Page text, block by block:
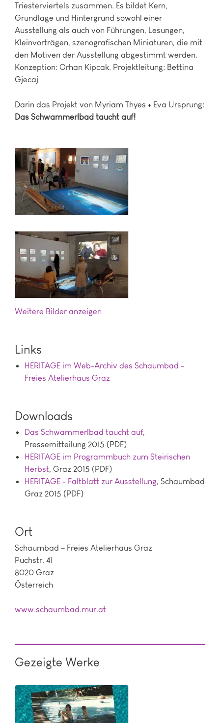
Triesterviertels zusammen. Es bildet Kern,
Grundlage und Hintergrund sowohl einer
Ausstellung als auch von Führungen, Lesungen,
Kleinvorträgen, szenografischen Miniaturen, die mit
den Motiven der Ausstellung abgestimmt werden.
Konzeption: Orhan Kipcak. Projektleitung: Bettina
Gjecaj
Darin das Projekt von Myriam Thyes + Eva Ursprung:
Das Schwammerlbad taucht auf!
Bilder anzeigen
Links
HERITAGE im Web-Archiv des Schaumbad -
Freies Atelierhaus Graz
Downloads
Das Schwammerlbad taucht auf,
Pressemitteilung 2015 (PDF)
HERITAGE im Programmbuch zum Steirischen
Herbst, Graz 2015 (PDF)
HERITAGE - Faltblatt zur Ausstellung, Schaumbad
Graz 2015 (PDF)
Ort
Schaumbad – Freies Atelierhaus Graz
Puchstr. 41
8020 Graz
Österreich
www.schaumbad.mur.at
Gezeigte Werke